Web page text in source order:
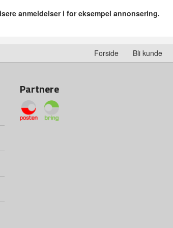
anmeldelser i for eksempel annonsering.
Forside Bli kunde
Partnere